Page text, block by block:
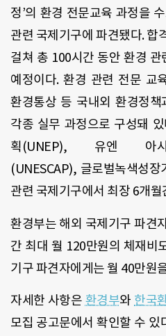
정’의 환경 전문교육 과정을
관련 국제기구에 파견됐다. 합
걸쳐 총 100시간 동안 환경
예정이다. 환경 관련 전문 교
환경통상 등 국내외 환경정
각종 실무 과정으로 구성돼
획(UNEP), 유엔 아시아
(UNESCAP), 글로벌녹색성
관련 국제기구에서 최장 6개
환경부는 해외 국제기구 파견
간 최대 월 120만원의 체재비
기구 파견자에게는 월 40만원
자세한 사항은 환경부와 한국
모집 공고문에서 확인할 수